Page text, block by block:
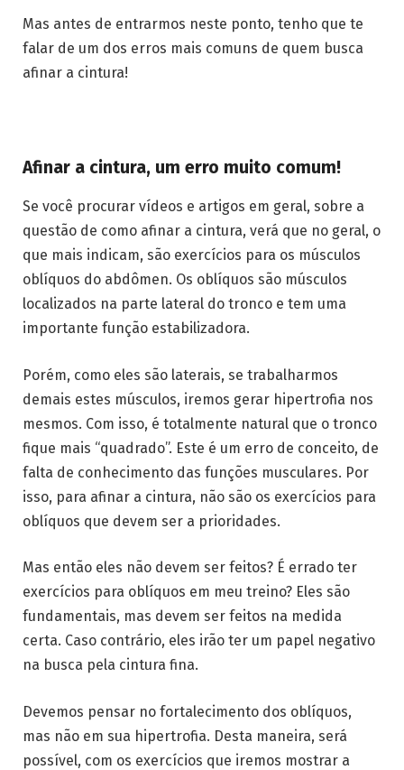
Mas antes de entrarmos neste ponto, tenho que te
falar de um dos erros mais comuns de quem busca
afinar a cintura!
Afinar a cintura, um erro muito comum!
Se você procurar vídeos e artigos em geral, sobre a
questão de como afinar a cintura, verá que no geral, o
que mais indicam, são exercícios para os músculos
oblíquos do abdômen. Os oblíquos são músculos
localizados na parte lateral do tronco e tem uma
importante função estabilizadora.
Porém, como eles são laterais, se trabalharmos
demais estes músculos, iremos gerar hipertrofia nos
mesmos. Com isso, é totalmente natural que o tronco
fique mais “quadrado”. Este é um erro de conceito, de
falta de conhecimento das funções musculares. Por
isso, para afinar a cintura, não são os exercícios para
oblíquos que devem ser a prioridades.
Mas então eles não devem ser feitos? É errado ter
exercícios para oblíquos em meu treino? Eles são
fundamentais, mas devem ser feitos na medida
certa. Caso contrário, eles irão ter um papel negativo
na busca pela cintura fina.
Devemos pensar no fortalecimento dos oblíquos,
mas não em sua hipertrofia. Desta maneira, será
possível, com os exercícios que iremos mostrar a